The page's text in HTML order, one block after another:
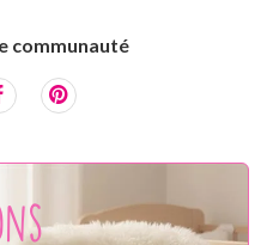
communauté